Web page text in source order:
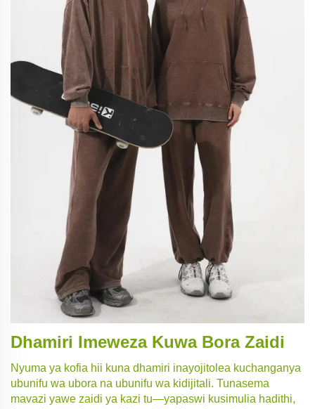
Dhamiri Imeweza Kuwa Bora Zaidi
Nyuma ya kofia hii kuna dhamiri inayojitolea kuchanganya
ubunifu wa ubora na ubunifu wa kidijitali. Tunasema
mavazi yawe zaidi ya kazi tu—yapaswi kusimulia hadithi,